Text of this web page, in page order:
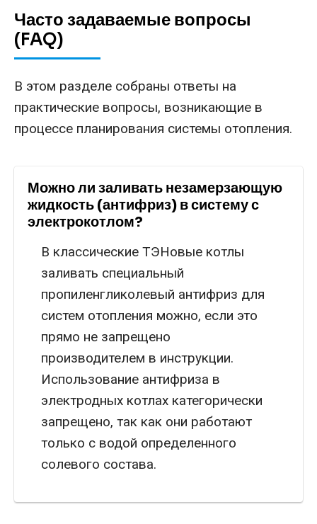
Часто задаваемые вопросы
(FAQ)
В этом разделе собраны ответы на
практические вопросы, возникающие в
процессе планирования системы отопления.
Можно ли заливать незамерзающую
жидкость (антифриз) в систему с
электрокотлом?
В классические ТЭНовые котлы
заливать специальный
пропиленгликолевый антифриз для
систем отопления можно, если это
прямо не запрещено
производителем в инструкции.
Использование антифриза в
электродных котлах категорически
запрещено, так как они работают
только с водой определенного
солевого состава.